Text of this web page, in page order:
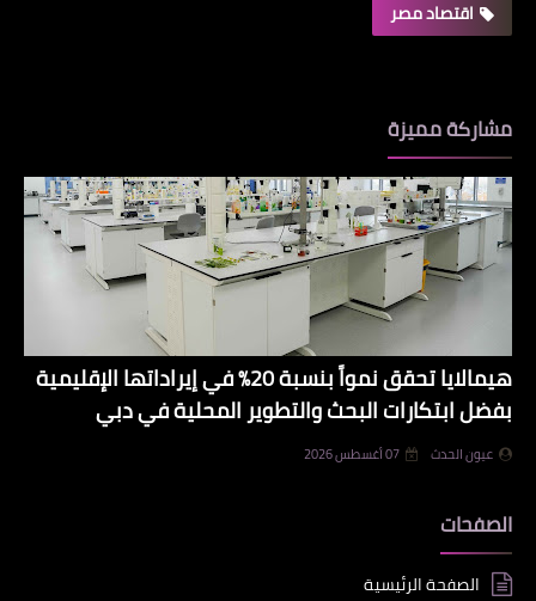
اقتصاد مصر
مشاركة مميزة
هيمالايا تحقق نمواً بنسبة 20% في إيراداتها الإقليمية
بفضل ابتكارات البحث والتطوير المحلية في دبي
عيون الحدث 07 أغسطس 2026
الصفحات
الصفحة الرئيسية